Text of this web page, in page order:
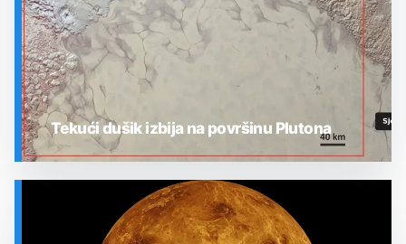
Tekući dušik izbija na površinu Plutona